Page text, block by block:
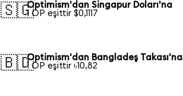
🇸🇬Optimism'dan Singapur Doları'na
1 OP eşittir $0,1117
🇧🇩Optimism'dan Bangladeş Takası'na
1 OP eşittir ৳10,82